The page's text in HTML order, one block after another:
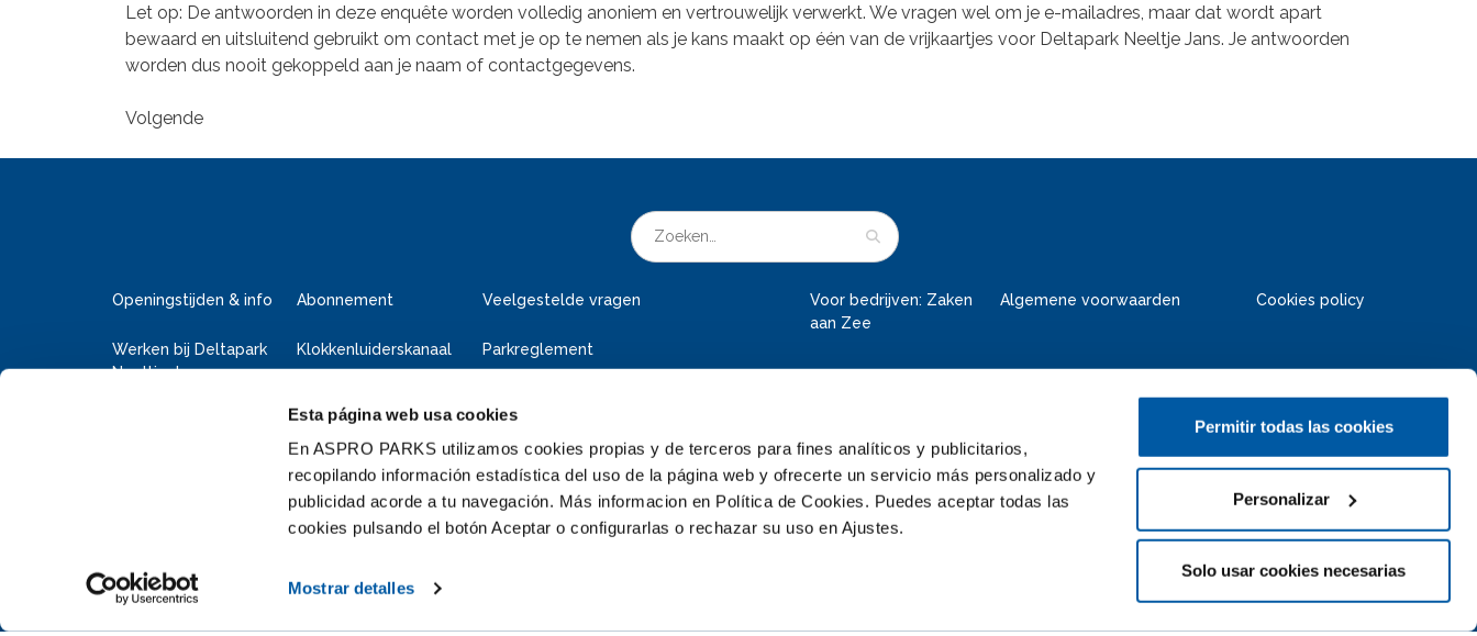
Esta página web usa cookies
En ASPRO PARKS utilizamos cookies propias y de terceros para fines analíticos y publicitarios,
recopilando información estadística del uso de la página web y ofrecerte un servicio más personalizado y
publicidad acorde a tu navegación. Más informacion en Política de Cookies. Puedes aceptar todas las
cookies pulsando el botón Aceptar o configurarlas o rechazar su uso en Ajustes.
Mostrar detalles
Permitir todas las cookies
Personalizar
Solo usar cookies necesarias
Let op: De antwoorden in deze enquête worden volledig anoniem en vertrouwelijk verwerkt. We vragen wel om je e-mailadres, maar dat wordt apart
bewaard en uitsluitend gebruikt om contact met je op te nemen als je kans maakt op één van de vrijkaartjes voor Deltapark Neeltje Jans. Je antwoorden
worden dus nooit gekoppeld aan je naam of contactgegevens.
Openingstijden & info Abonnement Veelgestelde vragen
Werken bij Deltapark
Neeltje Jans
Klokkenluiderskanaal Parkreglement
Voor bedrijven: Zaken
aan Zee
Algemene voorwaarden Cookies policy